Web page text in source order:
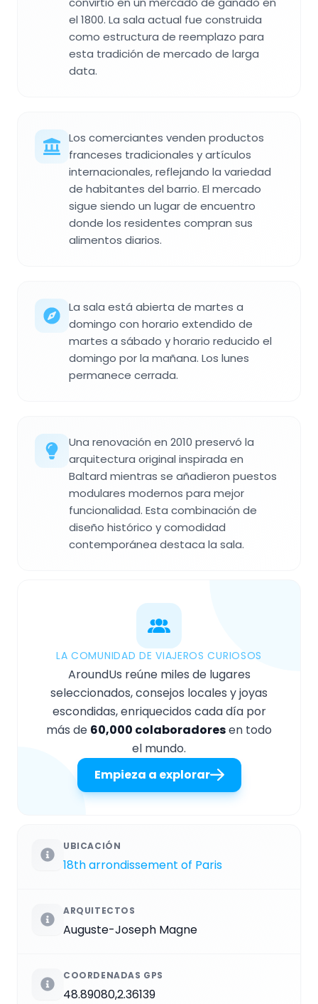
el 1800. La sala actual fue construida
como estructura de reemplazo para
esta tradición de mercado de larga
data.
Los comerciantes venden productos
franceses tradicionales y artículos
internacionales, reflejando la variedad
de habitantes del barrio. El mercado
sigue siendo un lugar de encuentro
donde los residentes compran sus
alimentos diarios.
La sala está abierta de martes a
domingo con horario extendido de
martes a sábado y horario reducido el
domingo por la mañana. Los lunes
permanece cerrada.
Una renovación en 2010 preservó la
arquitectura original inspirada en
Baltard mientras se añadieron puestos
modulares modernos para mejor
funcionalidad. Esta combinación de
diseño histórico y comodidad
contemporánea destaca la sala.
LA COMUNIDAD DE VIAJEROS CURIOSOS
AroundUs reúne miles de lugares
seleccionados, consejos locales y joyas
escondidas, enriquecidos cada día por
más de 60,000 colaboradoresen todo
el mundo.
Empieza a explorar
UBICACIÓN
18th arrondissement of Paris
ARQUITECTOS
Auguste-Joseph Magne
COORDENADAS GPS
48.89080,2.36139